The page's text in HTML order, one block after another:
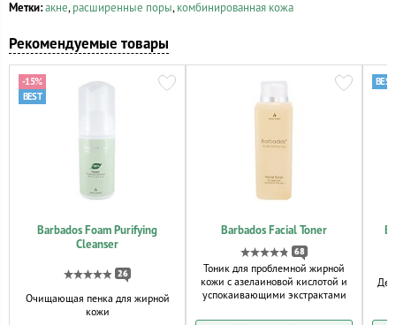
Метки: акне, расширенные поры, комбинированная кожа
Рекомендуемые товары
Barbados Foam Purifying
Cleanser
26
Очищающая пенка для жирной
кожи
-15%
Barbados Facial Toner
68
Тоник для проблемной жирной
кожи с азелаиновой кислотой и
успокаивающими экстрактами